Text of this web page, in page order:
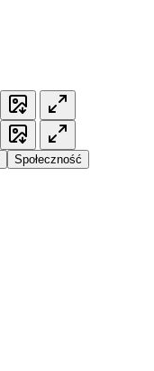
Społeczność